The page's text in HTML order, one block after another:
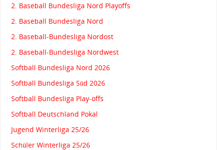
2. Baseball Bundesliga Nord Playoffs
2. Baseball Bundesliga Nord
2. Baseball-Bundesliga Nordost
2. Baseball-Bundesliga Nordwest
Softball Bundesliga Nord 2026
Softball Bundesliga Süd 2026
Softball Bundesliga Play-offs
Softball Deutschland Pokal
Jugend Winterliga 25/26
Schüler Winterliga 25/26